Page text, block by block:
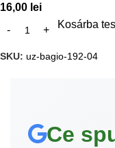
16,00 lei
Kosárba
SKU: uz-bagio-192-04
Ce